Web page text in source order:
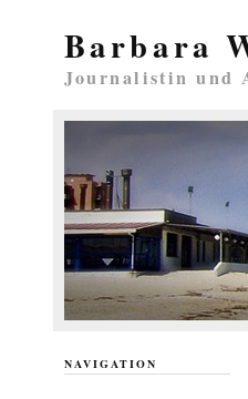
Barbara
Journalistin und
NAVIGATION